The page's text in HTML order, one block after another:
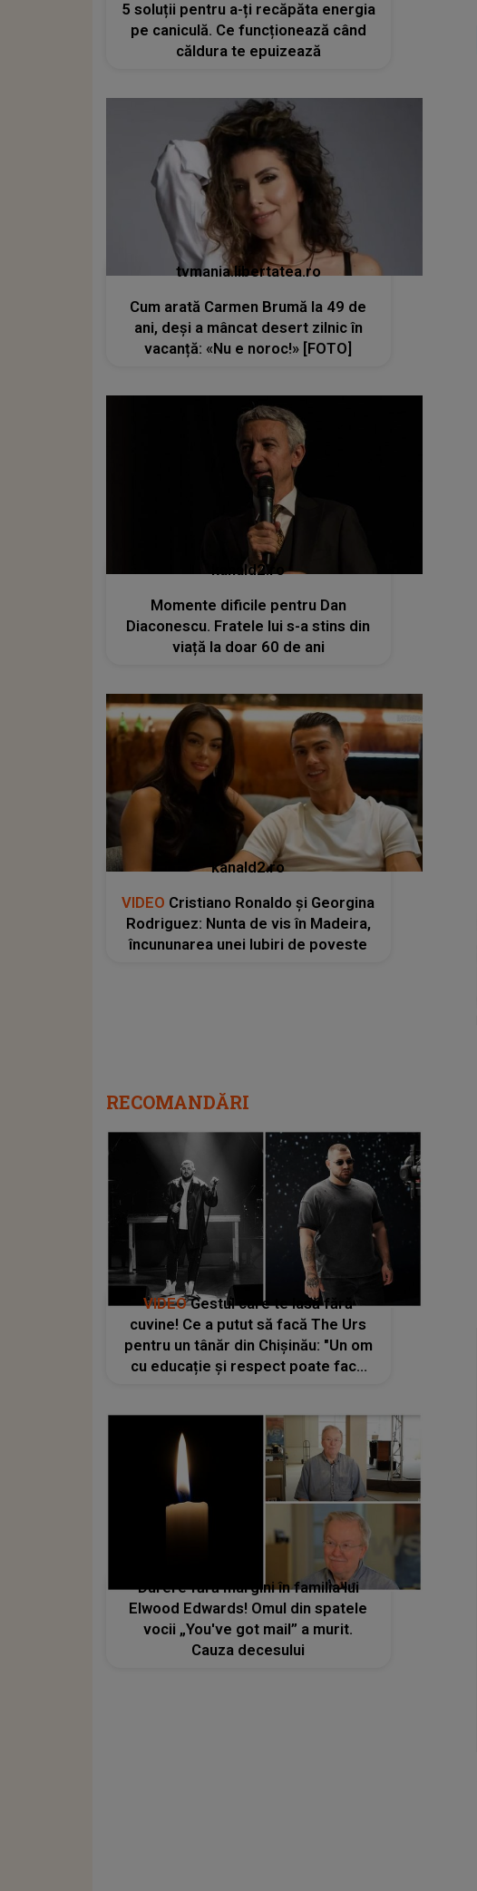
5 soluții pentru a-ți recăpăta energia
pe caniculă. Ce funcționează când
căldura te epuizează
tvmania.libertatea.ro
Cum arată Carmen Brumă la 49 de
ani, deși a mâncat desert zilnic în
vacanță: «Nu e noroc!» [FOTO]
kanald2.ro
Momente dificile pentru Dan
Diaconescu. Fratele lui s-a stins din
viață la doar 60 de ani
kanald2.ro
VIDEO Cristiano Ronaldo și Georgina
Rodriguez: Nunta de vis în Madeira,
încununarea unei Iubiri de poveste
RECOMANDĂRI
VIDEOGestul care te lasă fără
cuvine! Ce a putut să facă The Urs
pentru un tânăr din Chișinău: "Un om
cu educație și respect poate face
Durere fără margini în familia lui
Elwood Edwards! Omul din spatele
vocii „You've got mail” a murit.
Cauza decesului